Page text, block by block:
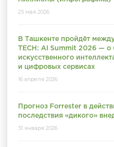
25 мая 2026
В Ташкенте пройдёт
TECH: AI Summit 2026 — о
искусственного
и цифровых сервисах
16 апреля 2026
Прогноз Forrester в
последствия «дикого»
31 января 2026